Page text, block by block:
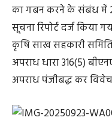
का गबन करने के संबंध में
सूचना रिपोर्ट दर्ज किया
कृषि साख सहकारी समिति
अपराध धारा 316(5)
अपराध पंजीबद्ध कर